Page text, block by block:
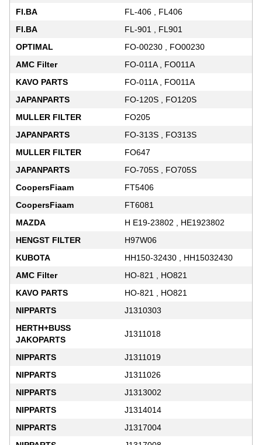
FI.BA
FL-406 , FL406
FI.BA
FL-901 , FL901
OPTIMAL
FO-00230 , FO00230
AMC Filter
FO-011A , FO011A
KAVO PARTS
FO-011A , FO011A
JAPANPARTS
FO-120S , FO120S
MULLER FILTER
FO205
JAPANPARTS
FO-313S , FO313S
MULLER FILTER
FO647
JAPANPARTS
FO-705S , FO705S
CoopersFiaam
FT5406
CoopersFiaam
FT6081
MAZDA
H E19-23802 , HE1923802
HENGST FILTER
H97W06
KUBOTA
HH150-32430 , HH15032430
AMC Filter
HO-821 , HO821
KAVO PARTS
HO-821 , HO821
NIPPARTS
J1310303
HERTH+BUSS
JAKOPARTS
J1311018
NIPPARTS
J1311019
NIPPARTS
J1311026
NIPPARTS
J1313002
NIPPARTS
J1314014
NIPPARTS
J1317004